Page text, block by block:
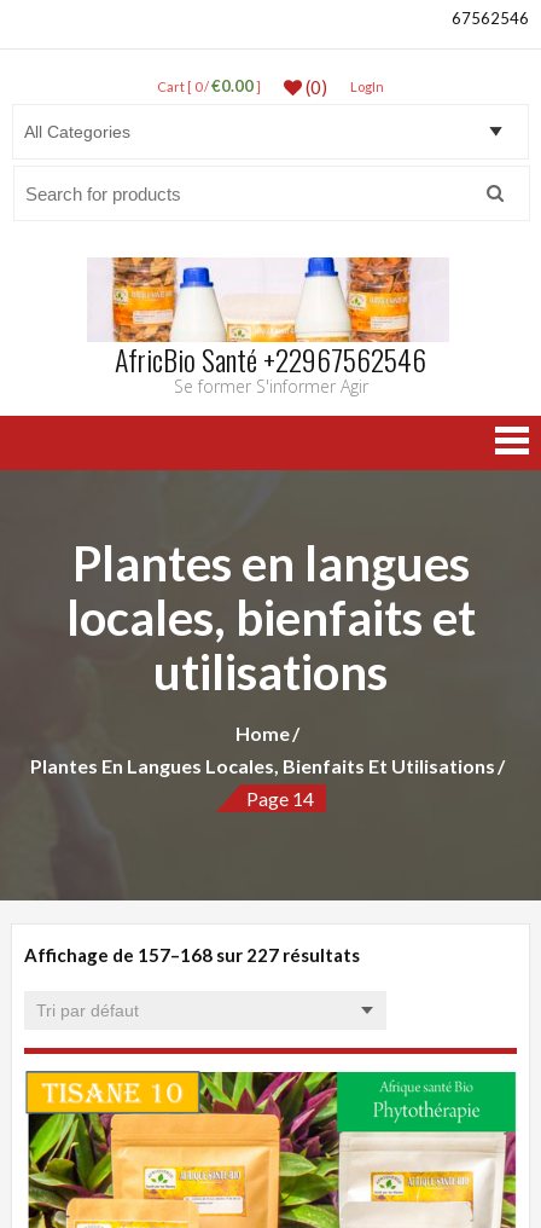
67562546
Cart [ 0 /€0.00] (0) LogIn
AfricBio Santé +22967562546
Se former S'informer Agir
Plantes en langues
locales, bienfaits et
utilisations
Home
Plantes En Langues Locales, Bienfaits Et Utilisations
Page 14
Affichage de 157–168 sur 227 résultats